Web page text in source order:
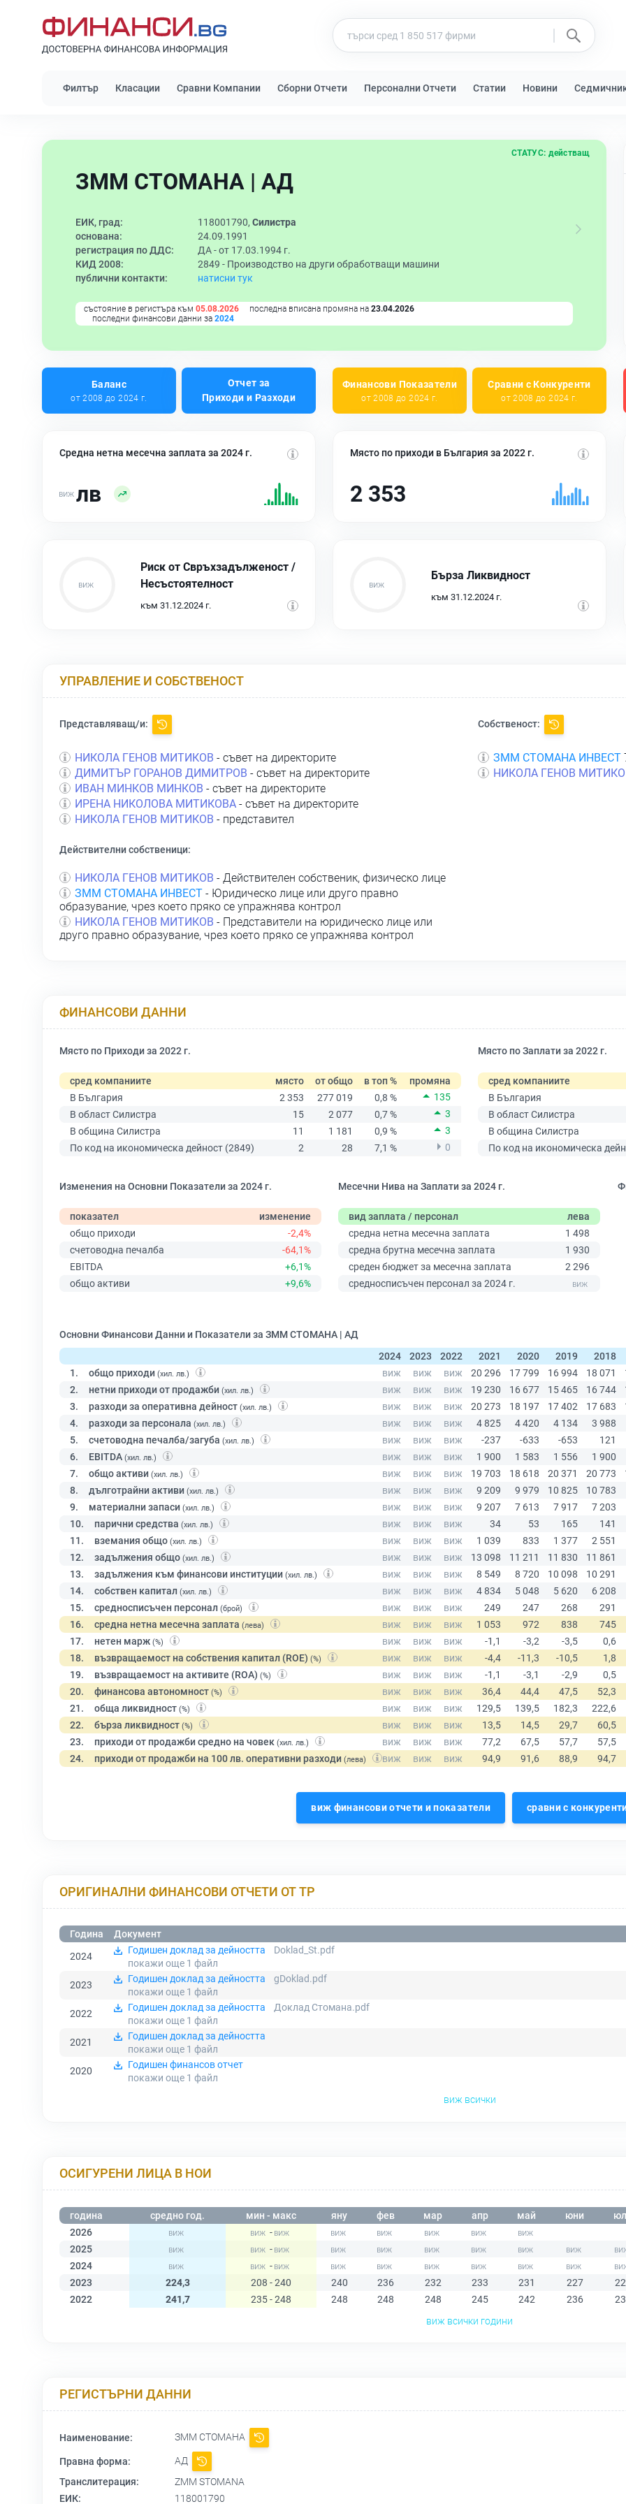
Филтър Класации Сравни Компании Сборни Отчети Персонални Отчети Статии Новини
ЗММ СТОМАНА | АД
СТАТУС: действащ
ЕИК, град: 118001790, Силистра
основана:
24.09.1991
регистрация по ДДС:
ДА - от 17.03.1994 г.
КИД 2008:
2849 - Производство на други обработващи машини
публични контакти:
натисни тук
състояние в регистъра към 05.08.2026 последна вписана промяна на 23.04.2026
последни финансови данни за 2024
Баланс
от 2008 до 2024 г.
Отчет за
Приходи и Разходи
Финансови Показатели
от 2008 до 2024 г.
Сравни с Конкуренти
от 2008 до 2024 г.
Средна нетна месечна заплата за 2024 г.
лв
Място по приходи в България за 2022 г.
2 353
Риск от Свръхзадълженост /
Несъстоятелност
към 31.12.2024 г.
Бърза Ликвидност
към 31.12.2024 г.
УПРАВЛЕНИЕ И СОБСТВЕНОСТ
Представляващ/и:
НИКОЛА ГЕНОВ МИТИКОВ - съвет на директорите
ДИМИТЪР ГОРАНОВ ДИМИТРОВ - съвет на директорите
ИВАН МИНКОВ МИНКОВ - съвет на директорите
ИРЕНА НИКОЛОВА МИТИКОВА - съвет на директорите
НИКОЛА ГЕНОВ МИТИКОВ - представител
Собственост:
ЗММ СТОМАНА ИНВЕСТ
НИКОЛА ГЕНОВ
Действителни собственици:
НИКОЛА ГЕНОВ МИТИКОВ - Действителен собственик, физическо лице
ЗММ СТОМАНА ИНВЕСТ - Юридическо лице или друго правно
образувание, чрез което пряко се упражнява контрол
НИКОЛА ГЕНОВ МИТИКОВ - Представители на юридическо лице или
друго правно образувание, чрез което пряко се упражнява контрол
ФИНАНСОВИ ДАННИ
Място по Приходи за 2022 г.
сред компаниите място от общо в топ %
промяна
В България
2 353 277 019 0,8 %
135
В област Силистра
15 2 077 0,7 %
3
В община Силистра
11 1 181 0,9 %
3
По код на икономическа дейност (2849)
2 28 7,1 % 0
Място по Заплати за 2022 г.
сред компаниите
В България
В област Силистра
В община Силистра
По код на икономическа
Изменения на Основни Показатели за 2024 г.
показател
изменение
общо приходи
-2,4%
счетоводна печалба
-64,1%
EBITDA
+6,1%
общо активи
+9,6%
Месечни Нива на Заплати за 2024 г.
вид заплата / персонал
лева
средна нетна месечна заплата
1 498
средна брутна месечна заплата
1 930
среден бюджет за месечна заплата
2 296
средносписъчен персонал за 2024 г.
Основни Финансови Данни и Показатели за ЗММ СТОМАНА | АД
2024
2023 2022 2021 2020 2019
2018
1.
общо приходи (хил. лв.)
2. нетни приходи от продажби (хил. лв.)
3. разходи за оперативна дейност (хил. лв.)
4. разходи за персонала (хил. лв.)
5. счетоводна печалба/загуба (хил. лв.)
6. EBITDA (хил. лв.)
7. общо активи (хил. лв.)
8. дълготрайни активи (хил. лв.)
9. материални запаси (хил. лв.)
10. парични средства (хил. лв.)
11. вземания общо (хил. лв.)
12. задължения общо (хил. лв.)
13. задължения към финансови институции (хил. лв.)
14. собствен капитал (хил. лв.)
15. средносписъчен персонал (брой)
16. средна нетна месечна заплата (лева)
17. нетен марж (%)
18. възвращаемост на собствения капитал (ROE) (%)
19. възвращаемост на активите (ROA) (%)
20. финансова автономност (%)
21. обща ликвидност (%)
22. бърза ликвидност (%)
23. приходи от продажби средно на човек (хил. лв.)
24. приходи от продажби на 100 лв. оперативни разходи (лева)
виж финансови отчети и показатели сравни с
ОРИГИНАЛНИ ФИНАНСОВИ ОТЧЕТИ ОТ ТР
Година
Документ
2024
Годишен доклад за дейността
Doklad_St.pdf
покажи още 1 файл
2023
Годишен доклад за дейността
gDoklad.pdf
покажи още 1 файл
2022
Годишен доклад за дейността
Доклад Стомана.pdf
покажи още 1 файл
2021
Годишен доклад за дейността
покажи още 1 файл
2020
Годишен финансов отчет
покажи още 1 файл
виж всички
ОСИГУРЕНИ ЛИЦА В НОИ
година средно год. мин - макс яну фев мар апр май юни
2026
-
2025
-
2024
-
2023
224,3 208 - 240 240 236 232 233 231 227
2022
241,7 235 - 248 248 248 248 245 242 236
виж всички години
РЕГИСТЪРНИ ДАННИ
Наименование: ЗММ СТОМАНА
Правна форма:
АД
Транслитерация:
ZMM STOMANA
ЕИК:
118001790